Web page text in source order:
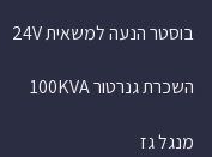
בוסטר הנעה למשאית 24V
השכרת גנרטור 100KVA
מנגל גז